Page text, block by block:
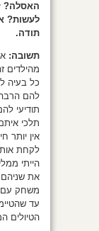
האסלה?
לעשות?
תודה.
תשובה:
מהילדים
כל בעיה
להם הרבה
תודיעי
תלכי
אין יותר
לקחת
הייתי
את שניהם
משחק עם
עד
הטיולים